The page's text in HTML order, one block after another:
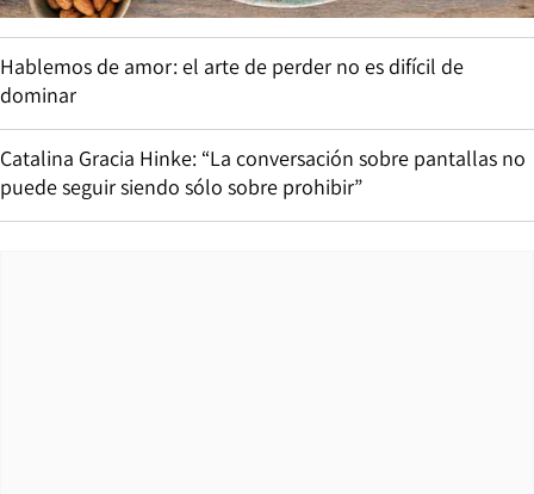
Hablemos de amor: el arte de perder no es difícil de
dominar
Catalina Gracia Hinke: “La conversación sobre pantallas no
puede seguir siendo sólo sobre prohibir”